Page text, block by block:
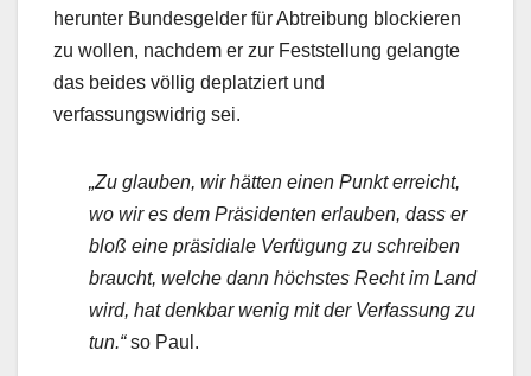
herunter Bundesgelder für Abtreibung blockieren
zu wollen, nachdem er zur Feststellung gelangte
das beides völlig deplatziert und
verfassungswidrig sei.
„Zu glauben, wir hätten einen Punkt erreicht,
wo wir es dem Präsidenten erlauben, dass er
bloß eine präsidiale Verfügung zu schreiben
braucht, welche dann höchstes Recht im Land
wird, hat denkbar wenig mit der Verfassung zu
tun.“so Paul.